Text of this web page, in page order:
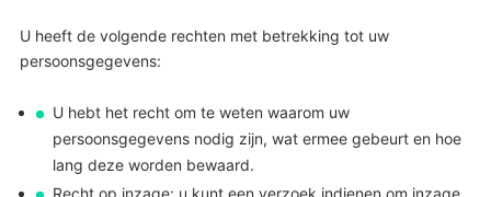
U heeft de volgende rechten met betrekking tot uw
persoonsgegevens:
U hebt het recht om te weten waarom uw
persoonsgegevens nodig zijn, wat ermee gebeurt en hoe
lang deze worden bewaard.
Recht op inzage: u kunt een verzoek indienen om inzage